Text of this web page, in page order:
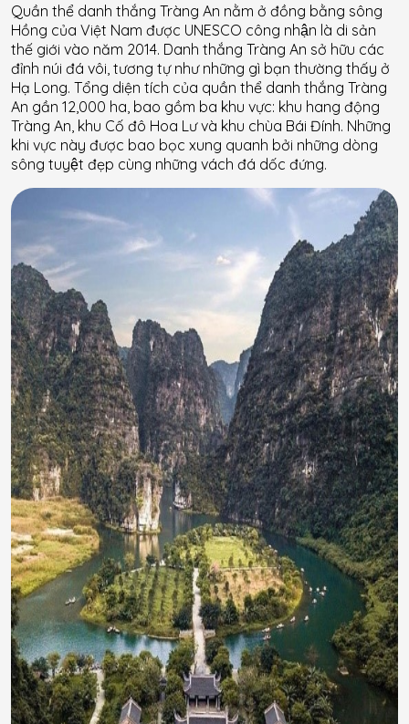
Quần thể danh thắng Tràng An nằm ở đồng bằng sông
Hồng của Việt Nam được UNESCO công nhận là di sản
thế giới vào năm 2014. Danh thắng Tràng An sở hữu các
đỉnh núi đá vôi, tương tự như những gì bạn thường thấy ở
Hạ Long. Tổng diện tích của quần thể danh thắng Tràng
An gần 12,000 ha, bao gồm ba khu vực: khu hang động
Tràng An, khu Cố đô Hoa Lư và khu chùa Bái Đính. Những
khi vực này được bao bọc xung quanh bởi những dòng
sông tuyệt đẹp cùng những vách đá dốc đứng.